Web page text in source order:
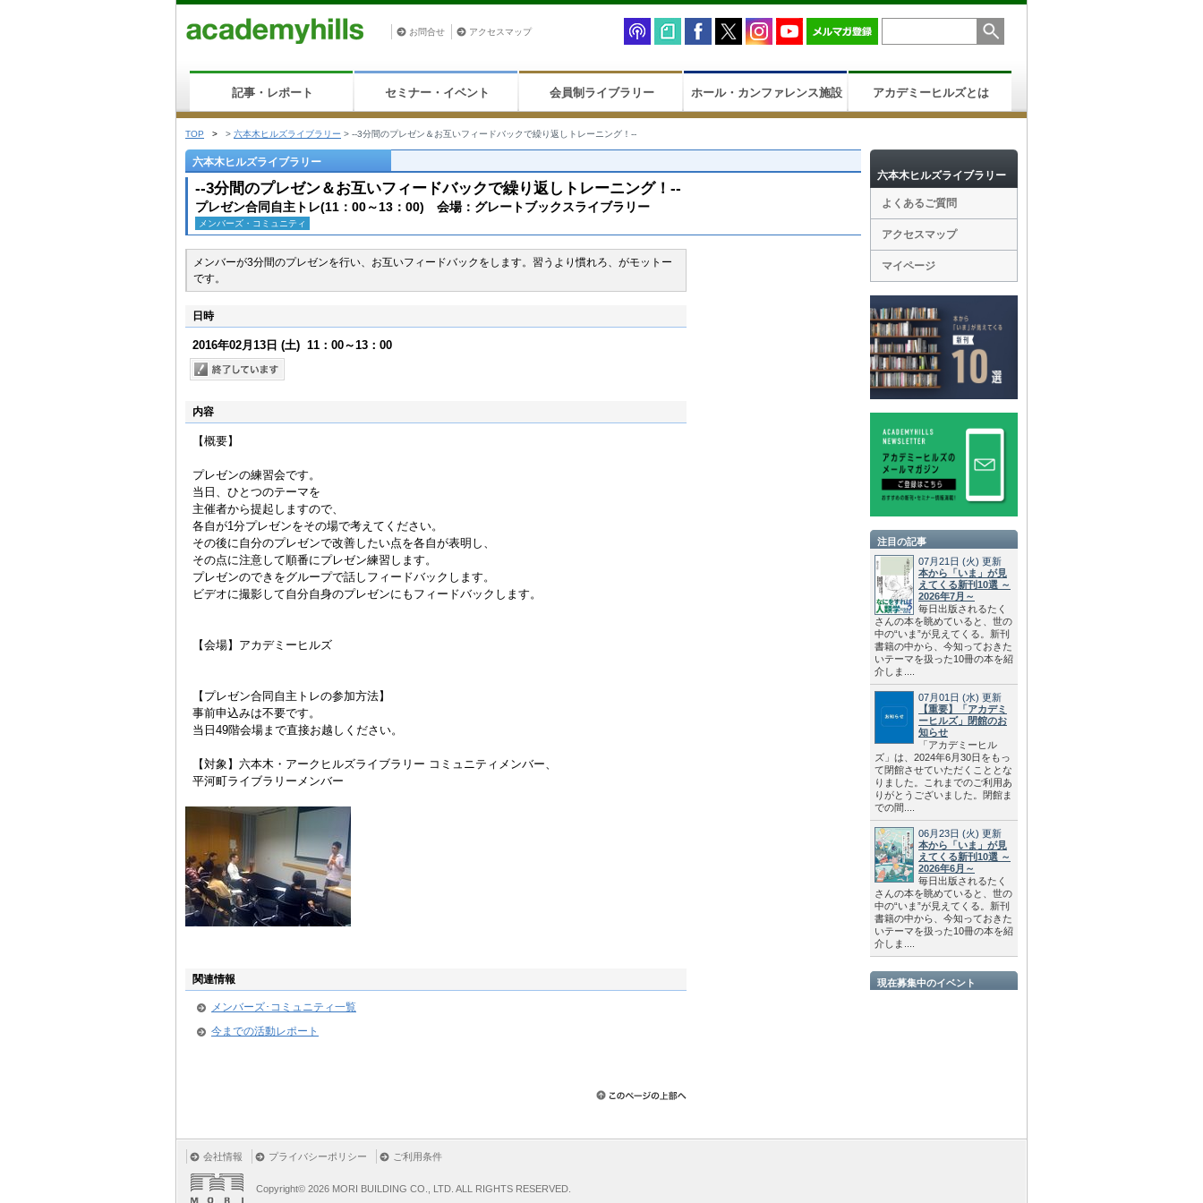
お問合せ アクセスマップ
記事・レポート セミナー・イベント 会員制ライブラリー ホール・カンファレンス施設 アカデミーヒルズとは
TOP > > 六本木ヒルズライブラリー > --3分間のプレゼン＆お互いフィードバックで繰り返しトレーニング！--
六本木ヒルズライブラリー
--3分間のプレゼン＆お互いフィードバックで繰り返しトレーニング！--
プレゼン合同自主トレ(11：00～13：00) 会場：グレートブックスライブラリー
メンバーズ・コミュニティ
メンバーが3分間のプレゼンを行い、お互いフィードバックをします。習うより慣れろ、がモットー
です。
日時
2016年02月13日 (土) 11：00～13：00
内容
【概要】
プレゼンの練習会です。
当日、ひとつのテーマを
主催者から提起しますので、
各自が1分プレゼンをその場で考えてください。
その後に自分のプレゼンで改善したい点を各自が表明し、
その点に注意して順番にプレゼン練習します。
プレゼンのできをグループで話しフィードバックします。
ビデオに撮影して自分自身のプレゼンにもフィードバックします。
【会場】アカデミーヒルズ
【プレゼン合同自主トレの参加方法】
事前申込みは不要です。
当日49階会場まで直接お越しください。
【対象】六本木・アークヒルズライブラリー コミュニティメンバー、
平河町ライブラリーメンバー
関連情報
メンバーズ･コミュニティ一覧
今までの活動レポート
六本木ヒルズライブラリー
よくあるご質問
アクセスマップ
マイページ
注目の記事
07月21日 (火) 更新
本から「いま」が見
えてくる新刊10選 ～
2026年7月～
毎日出版されるたく
さんの本を眺めていると、世の
中の“いま”が見えてくる。新刊
書籍の中から、今知っておきた
いテーマを扱った10冊の本を紹
介しま....
07月01日 (水) 更新
【重要】「アカデミ
ーヒルズ」閉館のお
知らせ
「アカデミーヒル
ズ」は、2024年6月30日をもっ
て閉館させていただくこととな
りました。これまでのご利用あ
りがとうございました。閉館ま
での間....
06月23日 (火) 更新
本から「いま」が見
えてくる新刊10選 ～
2026年6月～
毎日出版されるたく
さんの本を眺めていると、世の
中の“いま”が見えてくる。新刊
書籍の中から、今知っておきた
いテーマを扱った10冊の本を紹
介しま....
現在募集中のイベント
会社情報 プライバシーポリシー ご利用条件
Copyright© 2026 MORI BUILDING CO., LTD. ALL RIGHTS RESERVED.